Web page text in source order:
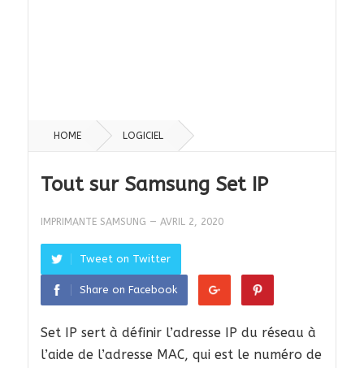
HOME LOGICIEL
Tout sur Samsung Set IP
IMPRIMANTE SAMSUNG — AVRIL 2, 2020
Tweet on Twitter
Share on Facebook
Set IP sert à définir l’adresse IP du réseau à
l’aide de l’adresse MAC, qui est le numéro de